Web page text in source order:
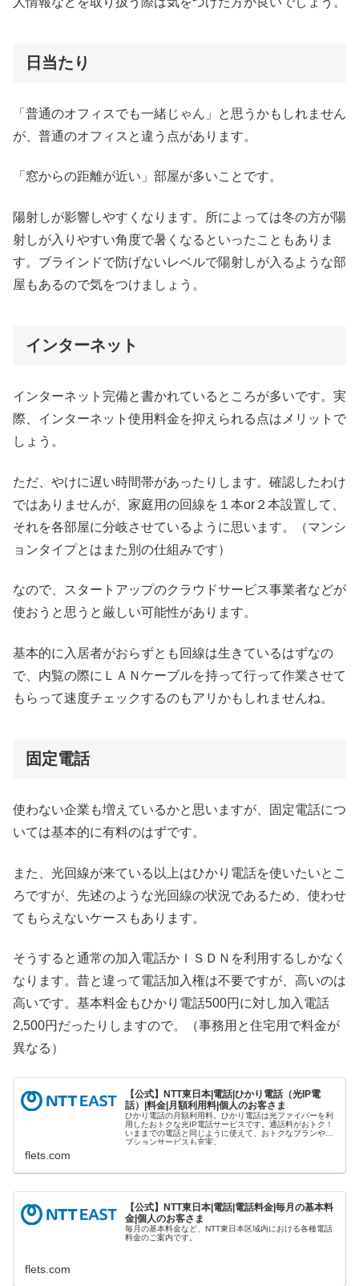
日当たり
「普通のオフィスでも一緒じゃん」と思うかもしれません
が、普通のオフィスと違う点があります。
「窓からの距離が近い」部屋が多いことです。
陽射しが影響しやすくなります。所によっては冬の方が陽
射しが入りやすい角度で暑くなるといったこともありま
す。ブラインドで防げないレベルで陽射しが入るような部
屋もあるので気をつけましょう。
インターネット
インターネット完備と書かれているところが多いです。実
際、インターネット使用料金を抑えられる点はメリットで
しょう。
ただ、やけに遅い時間帯があったりします。確認したわけ
ではありませんが、家庭用の回線を１本or２本設置して、
それを各部屋に分岐させているように思います。（マンシ
ョンタイプとはまた別の仕組みです）
なので、スタートアップのクラウドサービス事業者などが
使おうと思うと厳しい可能性があります。
基本的に入居者がおらずとも回線は生きているはずなの
で、内覧の際にＬＡＮケーブルを持って行って作業させて
もらって速度チェックするのもアリかもしれませんね。
固定電話
使わない企業も増えているかと思いますが、固定電話につ
いては基本的に有料のはずです。
また、光回線が来ている以上はひかり電話を使いたいとこ
ろですが、先述のような光回線の状況であるため、使わせ
てもらえないケースもあります。
そうすると通常の加入電話かＩＳＤＮを利用するしかなく
なります。昔と違って電話加入権は不要ですが、高いのは
高いです。基本料金もひかり電話500円に対し加入電話
2,500円だったりしますので。（事務用と住宅用で料金が
異なる）
【公式】NTT東日本|電話|ひかり電話（光IP電
話）|料金|月額利用料|個人のお客さま
ひかり電話の月額利用料。ひかり電話は光ファイバーを利
用したおトクな光IP電話サービスです。通話料がおトク！
いままでの電話と同じように使えて、おトクなプランやオ
プションサービスも充実。
flets.com
【公式】NTT東日本|電話|電話料金|毎月の基本料
金|個人のお客さま
毎月の基本料金など、NTT東日本区域内における各種電話
料金のご案内です。
flets.com